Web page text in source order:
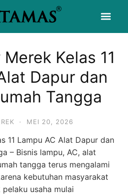
Kelas 11
Dapur dan
Tangga
· MEI 20, 2026
11 Lampu AC Alat Dapur dan
– Bisnis lampu, AC, alat
tangga terus mengalami
kebutuhan masyarakat
usaha mulai